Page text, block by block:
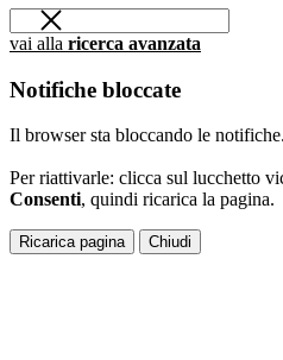
vai alla ricerca avanzata
Notifiche bloccate
Il browser sta bloccando le notifiche.
Per riattivarle: clicca sul lucchetto
Consenti, quindi ricarica la pagina.
Ricarica pagina Chiudi